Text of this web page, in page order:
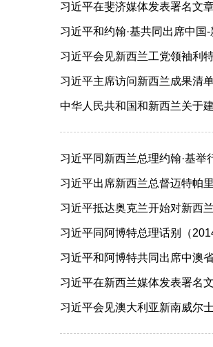
习近平在斐济媒体发表署名文
习近平和约翰·基共同出席中国
习近平会见新西兰工党领袖利
习近平主席访问新西兰成果清
中华人民共和国和新西兰关于
习近平同新西兰总理约翰·基举
习近平出席新西兰总督迈特帕
习近平抵达奥克兰开始对新西
习近平同阿博特总理话别（
习近平和阿博特共同出席中澳
习近平在新西兰媒体发表署名
习近平会见澳大利亚新南威尔